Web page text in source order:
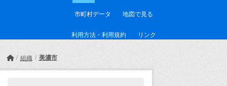
市町村データ 地図で見る
利用方法・利用規約 リンク
組織 美濃市